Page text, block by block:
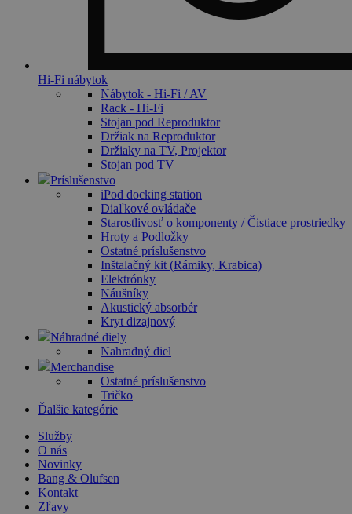
Hi-Fi nábytok
Nábytok - Hi-Fi / AV
Rack - Hi-Fi
Stojan pod Reproduktor
Držiak na Reproduktor
Držiaky na TV, Projektor
Stojan pod TV
Príslušenstvo
iPod docking station
Diaľkové ovládače
Starostlivosť o komponenty / Čistiace prostriedky
Hroty a Podložky
Ostatné príslušenstvo
Inštalačný kit (Rámiky, Krabica)
Elektrónky
Náušníky
Akustický absorbér
Kryt dizajnový
Náhradné diely
Nahradný diel
Merchandise
Ostatné príslušenstvo
Tričko
Ďalšie kategórie
Služby
O nás
Novinky
Bang & Olufsen
Kontakt
Zľavy